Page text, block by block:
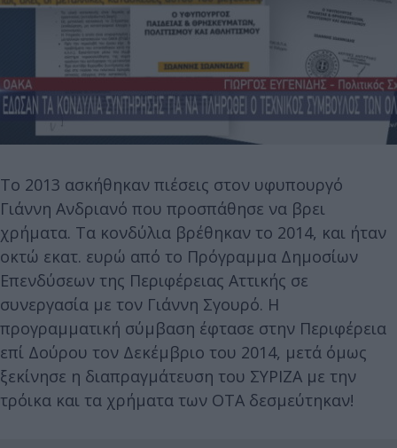
Το 2013 ασκήθηκαν πιέσεις στον υφυπουργό
Γιάννη Ανδριανό που προσπάθησε να βρει
χρήματα. Τα κονδύλια βρέθηκαν το 2014, και ήταν
οκτώ εκατ. ευρώ από το Πρόγραμμα Δημοσίων
Επενδύσεων της Περιφέρειας Αττικής σε
συνεργασία με τον Γιάννη Σγουρό. Η
προγραμματική σύμβαση έφτασε στην Περιφέρεια
επί Δούρου τον Δεκέμβριο του 2014, μετά όμως
ξεκίνησε η διαπραγμάτευση του ΣΥΡΙΖΑ με την
τρόικα και τα χρήματα των ΟΤΑ δεσμεύτηκαν!